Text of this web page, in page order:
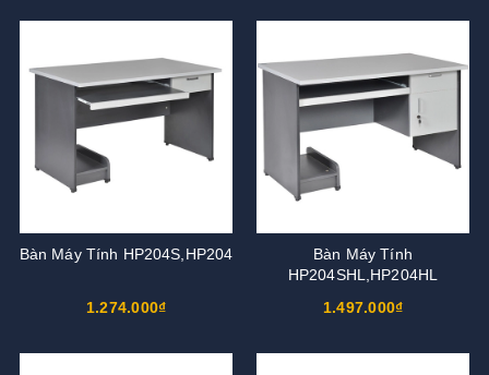
Bàn Máy Tính HP204S,HP204
1.274.000₫
Bàn Máy Tính
HP204SHL,HP204HL
1.497.000₫